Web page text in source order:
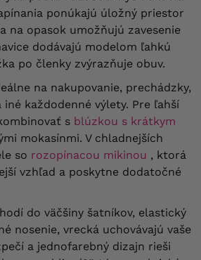
ponúkajú úložný priestor
na opasok umožňujú zavesenie
dodávajú modelom ľahkú
po členky zvýrazňuje obuv.
na nakupovanie, prechádzky,
každodenné výlety. Pre ľahší
s blúzkou s krátkym
mokasínmi. V chladnejších
so rozopínacou mikinou , ktorá
vzhľad a poskytne dodatočné
do väčšiny šatníkov, elastický
nosenie, vrecká uchovávajú vaše
a jednofarebný dizajn rieši